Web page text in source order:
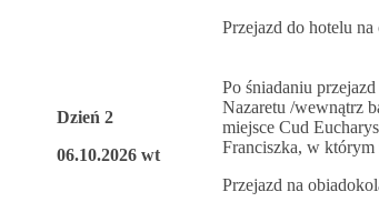
Przejazd do hotelu
Dzień 2
06.10.2026 wt
Po śniadaniu
Nazaretu /wewnątrz
miejsce Cud
Franciszka, w
Przejazd na